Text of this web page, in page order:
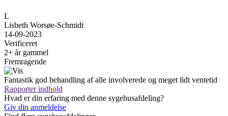
L
Lisbeth Worsøe-Schmidt
14-09-2023
Verificeret
2+ år gammel
Fremragende
Fantastik god behandling af alle involverede og meget lidt ventetid
Rapporter indhold
Hvad er din erfaring med denne sygehusafdeling?
Giv din anmeldelse